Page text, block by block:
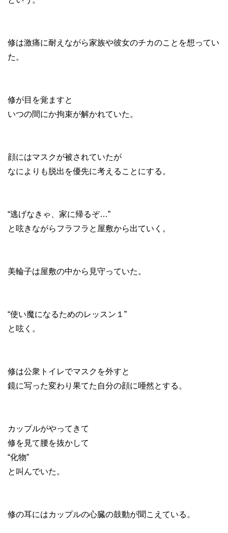
修は激痛に耐えながら家族や彼女のチカのことを想ってい
た。
修が目を覚ますと
いつの間にか拘束が解かれていた。
顔にはマスクが被されていたが
なによりも脱出を優先に考えることにする。
“逃げなきゃ、家に帰るぞ…”
と呟きながらフラフラと屋敷から出ていく。
美輪子は屋敷の中から見守っていた。
“使い魔になるためのレッスン１”
と呟く。
修は公衆トイレでマスクを外すと
鏡に写った変わり果てた自分の顔に唖然とする。
カップルがやってきて
修を見て腰を抜かして
“化物”
と叫んでいた。
修の耳にはカップルの心臓の鼓動が聞こえている。